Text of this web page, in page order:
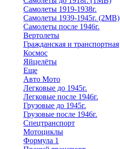
Самолеты 1919-1938г.
Самолеты 1939-1945г. (2МВ)
Самолеты после 1946г.
Вертолеты
Гражданская и транспортная
Космос
Яйцелёты
Еще
Авто Мото
Легковые до 1945г.
Легковые после 1946г.
Грузовые до 1945г.
Грузовые после 1946г.
Спецтранспорт
Мотоциклы
Формула 1